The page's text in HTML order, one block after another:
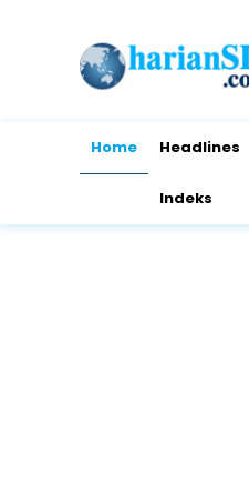
Home Headlines
Indeks